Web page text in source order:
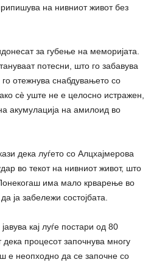
на нивниот живот без
за губење на меморијата.
потесни, што го забавува
отежнува снабдувањето со
сè уште не е целосно истражен,
акумулација на амилоид во
дека луѓето со Алцхајмерова
во текот на нивниот живот, што
има мало крварење во
ја забележи состојбата.
кај луѓе постари од 80
процесот започнува многу
е неопходно да се започне со